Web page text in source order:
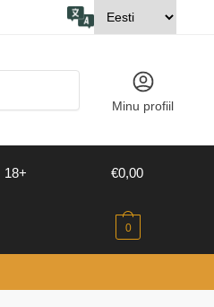
Minu profiil
18+ €0,00
0